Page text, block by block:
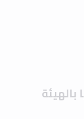
بالهيئة